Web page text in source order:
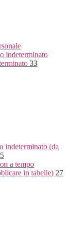
indeterminato
33
indeterminato (da
5
a tempo
in tabelle) 27